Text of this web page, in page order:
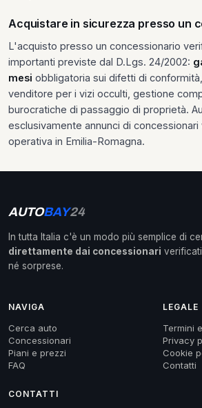
Acquistare in sicurezza presso un
L'acquisto presso un concessionario
importanti previste dal D.Lgs. 24/2002:
mesi obbligatoria sui difetti di
venditore per i vizi occulti, gestione
burocratiche di passaggio di proprietà.
esclusivamente annunci di
operativa in Emilia-Romagna.
AUTOBAY24
In tutta Italia c'è un modo più semplice di
direttamente dai concessionari
né sorprese.
NAVIGA
Cerca auto
Concessionari
Piani e prezzi
FAQ
LEGALE
Termini
Privacy
Cookie
Contatti
CONTATTI